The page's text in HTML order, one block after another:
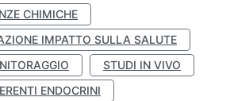
CHIMICHE
IMPATTO SULLA SALUTE
STUDI IN VIVO
ENDOCRINI